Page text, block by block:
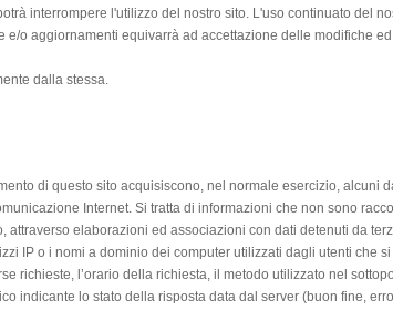
interrompere l'utilizzo del nostro sito. L'uso continuato del
o aggiornamenti equivarrà ad accettazione delle modifiche
dalla stessa.
di questo sito acquisiscono, nel normale esercizio, alcuni
Internet. Si tratta di informazioni che non sono
elaborazioni ed associazioni con dati detenuti da
IP o i nomi a dominio dei computer utilizzati dagli utenti che
richieste, l’orario della richiesta, il metodo utilizzato nel
indicante lo stato della risposta data dal server (buon fine,